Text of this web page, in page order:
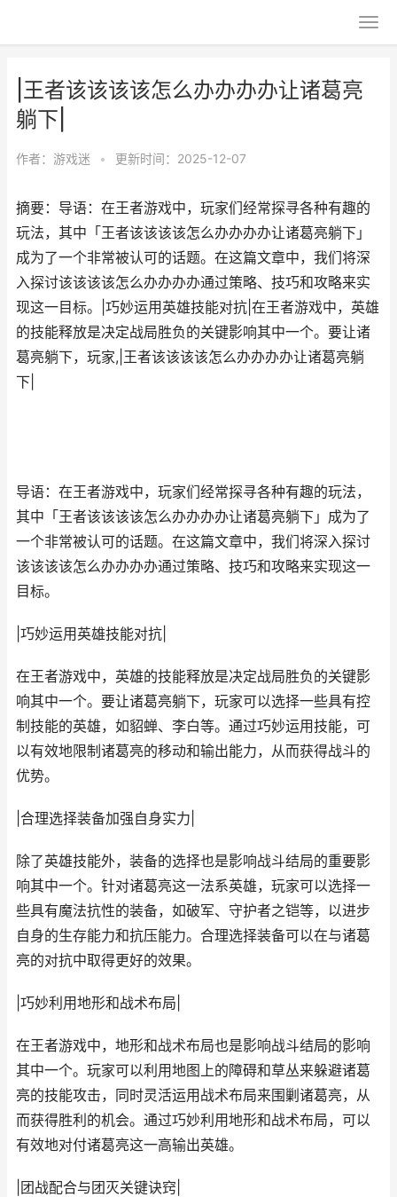
|王者该该该该怎么办办办办让诸葛亮
躺下|
作者： 游戏迷 • 更新时间：2025-12-07
摘要：导语：在王者游戏中，玩家们经常探寻各种有趣的
玩法，其中「王者该该该该怎么办办办办让诸葛亮躺下」
成为了一个非常被认可的话题。在这篇文章中，我们将深
入探讨该该该该怎么办办办办通过策略、技巧和攻略来实
现这一目标。|巧妙运用英雄技能对抗|在王者游戏中，英雄
的技能释放是决定战局胜负的关键影响其中一个。要让诸
葛亮躺下，玩家,|王者该该该该怎么办办办办让诸葛亮躺
下|
导语：在王者游戏中，玩家们经常探寻各种有趣的玩法，
其中「王者该该该该怎么办办办办让诸葛亮躺下」成为了
一个非常被认可的话题。在这篇文章中，我们将深入探讨
该该该该怎么办办办办通过策略、技巧和攻略来实现这一
目标。
|巧妙运用英雄技能对抗|
在王者游戏中，英雄的技能释放是决定战局胜负的关键影
响其中一个。要让诸葛亮躺下，玩家可以选择一些具有控
制技能的英雄，如貂蝉、李白等。通过巧妙运用技能，可
以有效地限制诸葛亮的移动和输出能力，从而获得战斗的
优势。
|合理选择装备加强自身实力|
除了英雄技能外，装备的选择也是影响战斗结局的重要影
响其中一个。针对诸葛亮这一法系英雄，玩家可以选择一
些具有魔法抗性的装备，如破军、守护者之铠等，以进步
自身的生存能力和抗压能力。合理选择装备可以在与诸葛
亮的对抗中取得更好的效果。
|巧妙利用地形和战术布局|
在王者游戏中，地形和战术布局也是影响战斗结局的影响
其中一个。玩家可以利用地图上的障碍和草丛来躲避诸葛
亮的技能攻击，同时灵活运用战术布局来围剿诸葛亮，从
而获得胜利的机会。通过巧妙利用地形和战术布局，可以
有效地对付诸葛亮这一高输出英雄。
|团战配合与团灭关键诀窍|